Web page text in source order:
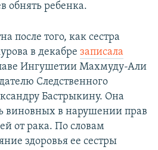
обнять ребенка.
после того, как сестра
в декабре записала
Ингушетии Махмуду-Али
Следственного
Бастрыкину. Она
виновных в нарушении прав
от рака. По словам
здоровья ее сестры